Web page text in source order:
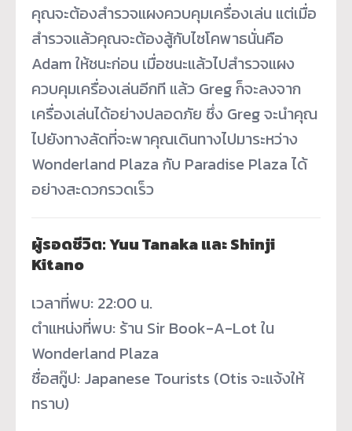
คุณจะต้องสำรวจแผงควบคุมเครื่องเล่น แต่เมื่อ
สำรวจแล้วคุณจะต้องสู้กับไซโคพาธนั่นคือ
Adam ให้ชนะก่อน เมื่อชนะแล้วไปสำรวจแผง
ควบคุมเครื่องเล่นอีกที แล้ว Greg ก็จะลงจาก
เครื่องเล่นได้อย่างปลอดภัย ซึ่ง Greg จะนำคุณ
ไปยังทางลัดที่จะพาคุณเดินทางไปมาระหว่าง
Wonderland Plaza กับ Paradise Plaza ได้
อย่างสะดวกรวดเร็ว
ผู้รอดชีวิต: Yuu Tanaka และ Shinji
Kitano
เวลาที่พบ: 22:00 น.
ตำแหน่งที่พบ: ร้าน Sir Book-A-Lot ใน
Wonderland Plaza
ชื่อสกู๊ป: Japanese Tourists (Otis จะแจ้งให้
ทราบ)